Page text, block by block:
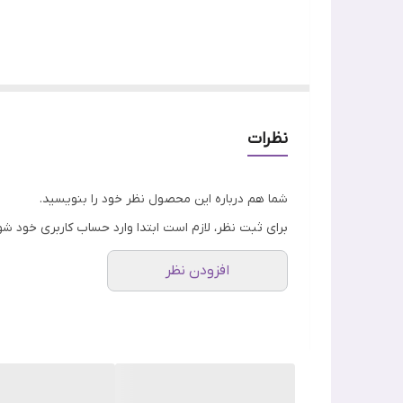
کرم مرطوب کننده واتر امگا اینکی لیست حاوی ترکیبی
فراهم می کنند. همچنین به کنترل سطح چربی و حتی
نظرات
شما هم درباره این محصول نظر خود را بنویسید.
برای ثبت نظر، لازم است ابتدا وارد حساب کاربری خود
افزودن نظر